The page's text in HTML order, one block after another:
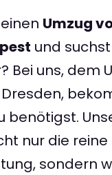
Umzug
und
Bei uns, dem
benötigst.
nur die reine
sondern